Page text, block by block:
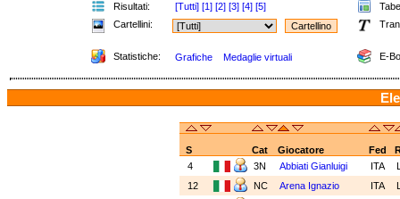
Risultati:
[Tutti] [1] [2] [3] [4] [5]
Cartellini:
Statistiche: Grafiche Medaglie virtuali E-
S Cat Giocatore Fed
4
3N Abbiati Gianluigi ITA
12
NC Arena Ignazio ITA